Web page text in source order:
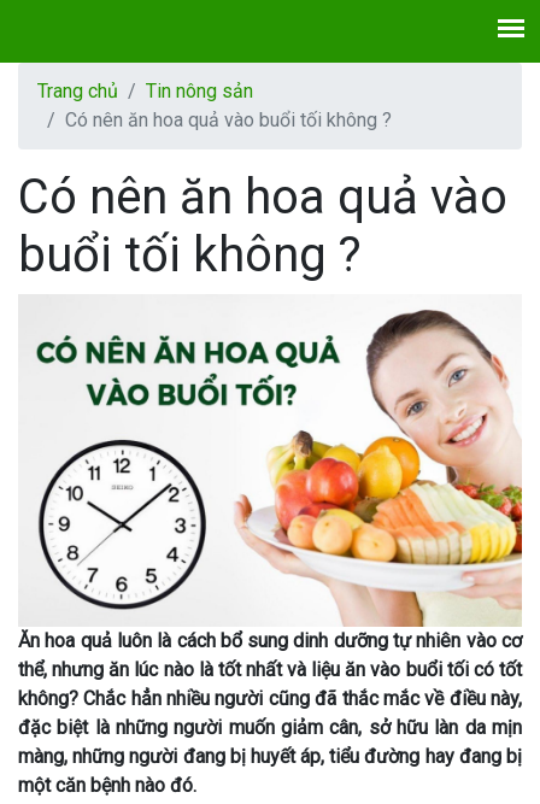
Trang chủ
Tin nông sản
Có nên ăn hoa quả vào buổi tối không ?
Có nên ăn hoa quả vào
buổi tối không ?
Ăn hoa quả luôn là cách bổ sung dinh dưỡng tự nhiên vào cơ
thể, nhưng ăn lúc nào là tốt nhất và liệu ăn vào buổi tối có tốt
không? Chắc hẳn nhiều người cũng đã thắc mắc về điều này,
đặc biệt là những người muốn giảm cân, sở hữu làn da mịn
màng, những người đang bị huyết áp, tiểu đường hay đang bị
một căn bệnh nào đó.